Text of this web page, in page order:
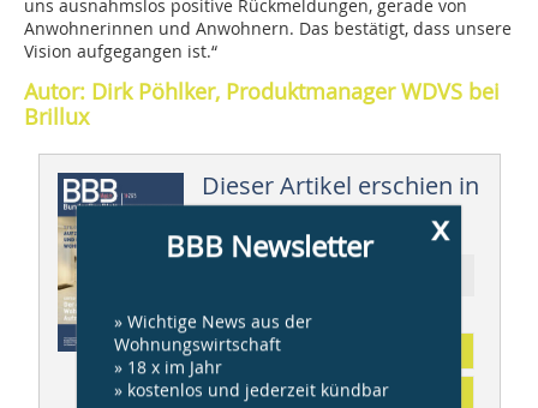
uns ausnahmslos positive Rückmeldungen, gerade von
Anwohnerinnen und Anwohnern. Das bestätigt, dass unsere
Vision aufgegangen ist.“
Autor: Dirk Pöhlker, Produktmanager WDVS bei
Brillux
Dieser Artikel erschien in
BBB 10/2025
Inhaltsverzeichnis
x
BBB Newsletter
» Wichtige News aus der
Wohnungswirtschaft
» 18 x im Jahr
» kostenlos und jederzeit kündbar